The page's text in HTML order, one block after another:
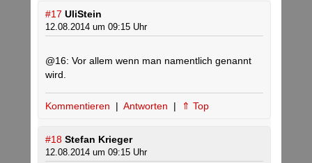
#17 UliStein
12.08.2014 um 09:15 Uhr
@16: Vor allem wenn man namentlich genannt
wird.
Kommentieren | Antworten | ⇑ Top
#18 Stefan Krieger
12.08.2014 um 09:15 Uhr